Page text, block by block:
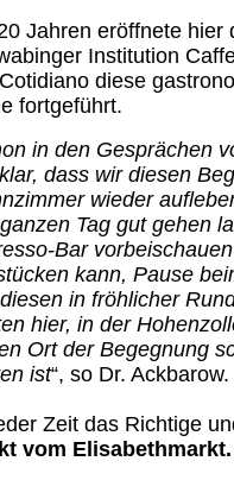
Jahren eröffnete
Institution
diese
fortgeführt.
in den Gesprächen
dass wir diesen
wieder
Tag gut gehen
Bar
kann, Pause
in fröhlicher
hier, in der
Ort der Begegnung
ist“, so Dr. Ackbarow.
Zeit das Richtige
vom Elisabethmarkt.